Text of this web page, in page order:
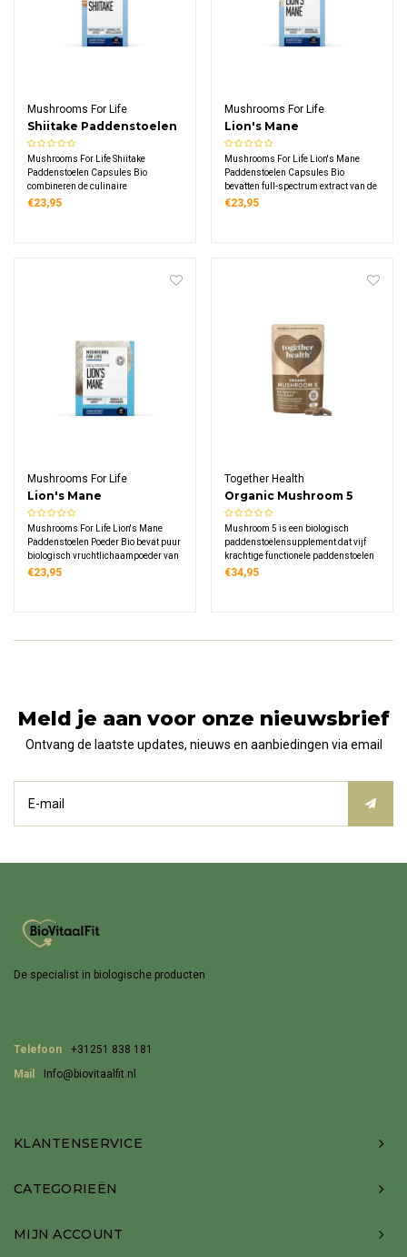
Mushrooms For Life
Shiitake Paddenstoelen
Capsules Bio
Mushrooms For Life Shiitake
Paddenstoelen Capsules Bio
combineren de culinaire
beroemdheid van de Shiitake met de
€23,95
Mushrooms For Life
Lion's Mane
Paddenstoelen
Capsules Bio
Mushrooms For Life Lion's Mane
Paddenstoelen Capsules Bio
bevatten full-spectrum extract van de
bijzondere Hericium erinaceus
€23,95
Mushrooms For Life
Lion's Mane
Paddenstoelen Poeder
Bio
Mushrooms For Life Lion's Mane
Paddenstoelen Poeder Bio bevat puur
biologisch vruchtlichaampoeder van
de opvallende Hericium erinaceus
€23,95
Together Health
Organic Mushroom 5
(800mg)
Mushroom 5 is een biologisch
paddenstoelensupplement dat vijf
krachtige functionele paddenstoelen
combineert: Lion's Mane, Chaga,
€34,95
Meld je aan voor onze nieuwsbrief
Ontvang de laatste updates, nieuws en aanbiedingen via email
De specialist in biologische producten
Telefoon
+31251 838 181
Mail
Info@biovitaalfit.nl
KLANTENSERVICE
CATEGORIEËN
MIJN ACCOUNT